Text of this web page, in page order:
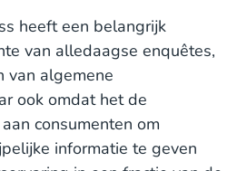
heeft een belangrijk
van alledaagse enquêtes,
van algemene
ook omdat het de
consumenten om
informatie te geven